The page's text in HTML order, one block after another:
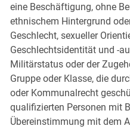
eine Beschäftigung, ohne
ethnischem Hintergrund
Geschlecht, sexueller
Geschlechtsidentität und -
Militärstatus oder der
Gruppe oder Klasse, die
oder Kommunalrecht
qualifizierten Personen mit
Übereinstimmung mit dem